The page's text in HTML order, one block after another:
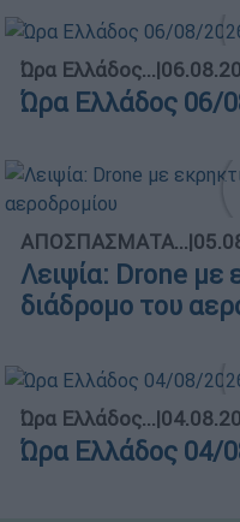
Ώρα Ελλάδος...|
Ώρα Ελλάδος 06/
ΑΠΟΣΠΑΣΜΑΤΑ...|
Λειψία: Drone με
διάδρομο του
Ώρα Ελλάδος...|
Ώρα Ελλάδος 04/